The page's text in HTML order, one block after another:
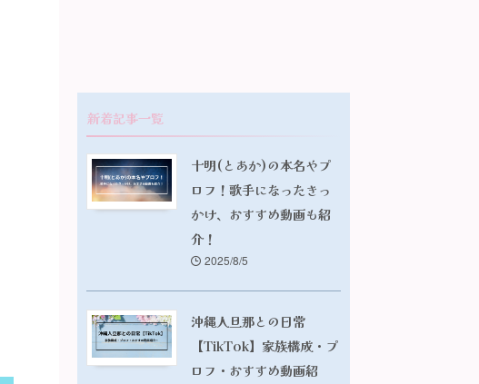
新着記事一覧
十明(とあか)の本名やプ
ロフ！歌手になったきっ
かけ、おすすめ動画も紹
介！
2025/8/5
沖縄人旦那との日常
【TikTok】家族構成・プ
ロフ・おすすめ動画紹